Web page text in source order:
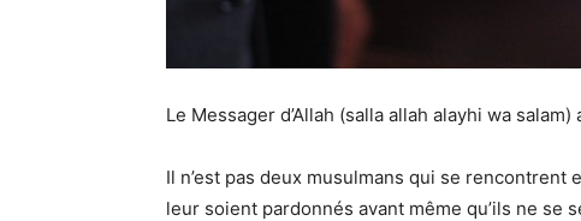
Le Messager d’Allah (salla allah alayhi wa salam)
Il n’est pas deux musulmans qui se
leur soient pardonnés avant même qu’ils ne se